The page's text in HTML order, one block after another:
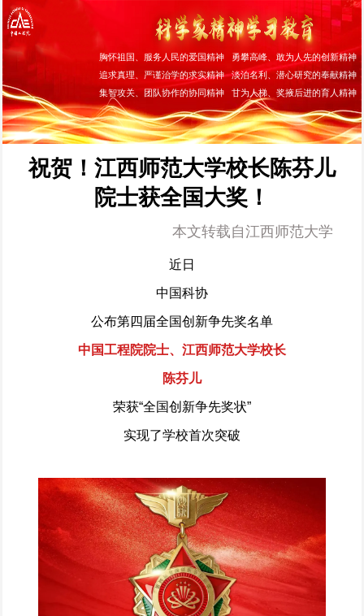
胸怀祖国、服务人民的爱国精神 勇攀高峰、敢为人先的创新精神
追求真理、严谨治学的求实精神 淡泊名利、潜心研究的奉献精神
集智攻关、团队协作的协同精神 甘为人梯、奖掖后进的育人精神
祝贺！江西师范大学校长陈芬儿
院士获全国大奖！
本文转载自江西师范大学
近日
中国科协
公布第四届全国创新争先奖名单
中国工程院院士、江西师范大学校长
陈芬儿
荣获“全国创新争先奖状”
实现了学校首次突破